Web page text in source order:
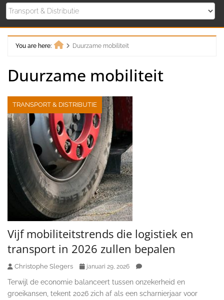
You are here:
Duurzame mobiliteit
Duurzame mobiliteit
TRANSPORT & DISTRIBUTIE
Vijf mobiliteitstrends die logistiek en
transport in 2026 zullen bepalen
Christophe Slegers januari 29, 2026
Terwijl de economie balanceert tussen onzekerheid en
groeikansen, tekent 2026 zich af als een scharnierjaar voor